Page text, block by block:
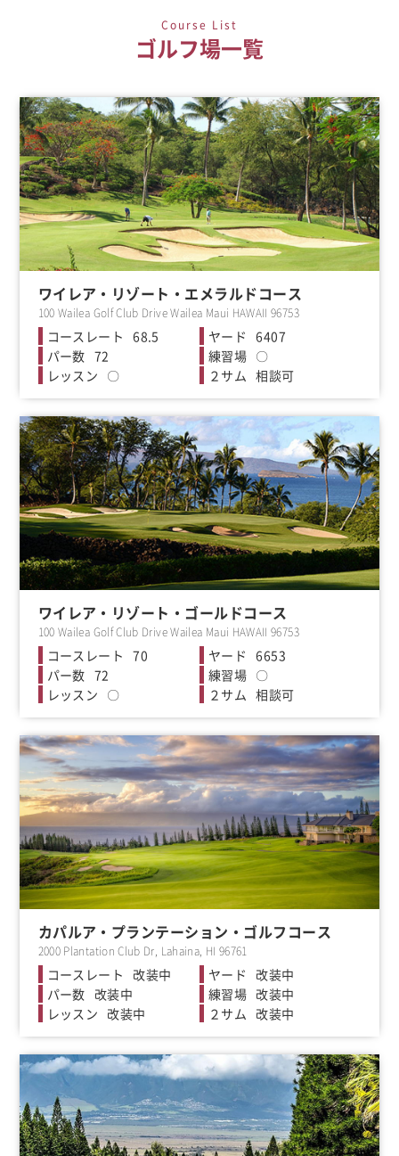
Course List
ゴルフ場一覧
ワイレア・リゾート・エメラルドコース
100 Wailea Golf Club Drive Wailea Maui HAWAII 96753
68.5
6407
72
〇
〇
相談可
ワイレア・リゾート・ゴールドコース
100 Wailea Golf Club Drive Wailea Maui HAWAII 96753
70
6653
72
〇
〇
相談可
カパルア・プランテーション・ゴルフコース
2000 Plantation Club Dr, Lahaina, HI 96761
改装中
改装中
改装中
改装中
改装中
改装中